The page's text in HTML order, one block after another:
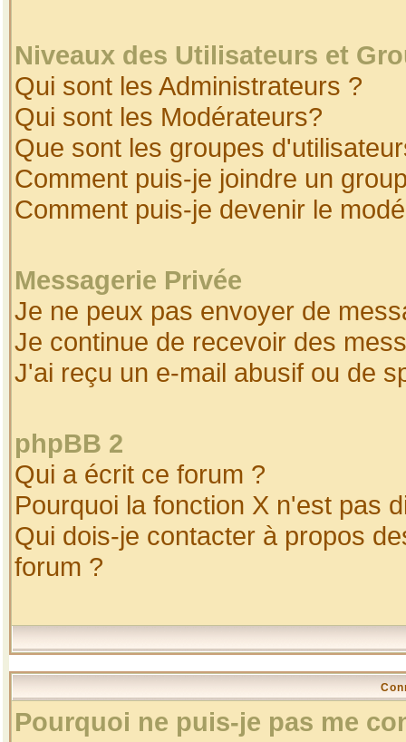
Niveaux des Utilisateurs et
Qui sont les Administrateurs ?
Qui sont les Modérateurs?
Que sont les groupes
Comment puis-je joindre un
Comment puis-je devenir le
Messagerie Privée
Je ne peux pas envoyer de
Je continue de recevoir des
J'ai reçu un e-mail abusif ou de
phpBB 2
Qui a écrit ce forum ?
Pourquoi la fonction X n'est pas
Qui dois-je contacter à propos
forum ?
Pourquoi ne puis-je pas me